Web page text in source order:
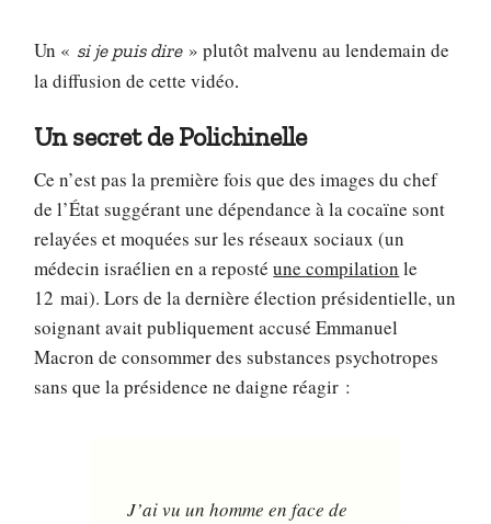
Un « si je puis dire» plutôt malvenu au lendemain de
la diffusion de cette vidéo.
Un secret de Polichinelle
Ce n’est pas la première fois que des images du chef
de l’État suggérant une dépendance à la cocaïne sont
relayées et moquées sur les réseaux sociaux (un
médecin israélien en a repostéune compilation le
12 mai). Lors de la dernière élection présidentielle, un
soignant avait publiquement accusé Emmanuel
Macron de consommer des substances psychotropes
sans que la présidence ne daigne réagir :
J’ai vu un homme en face de